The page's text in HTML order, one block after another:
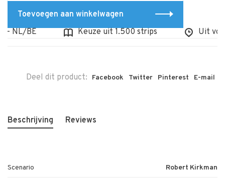
Toevoegen aan winkelwagen
NL/BE
Keuze uit 1.500 strips Uit
Deel dit product: Facebook Twitter Pinterest E-mail
Beschrijving Reviews
Scenario Robert Kirkman